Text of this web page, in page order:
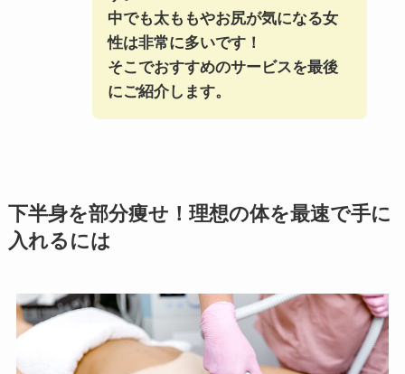
中でも太ももやお尻が気になる女
性は非常に多いです！
そこでおすすめのサービスを最後
にご紹介します。
下半身を部分痩せ！理想の体を最速で手に
入れるには